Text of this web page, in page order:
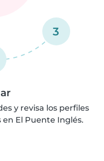
3
y revisa los perfiles
El Puente Inglés.